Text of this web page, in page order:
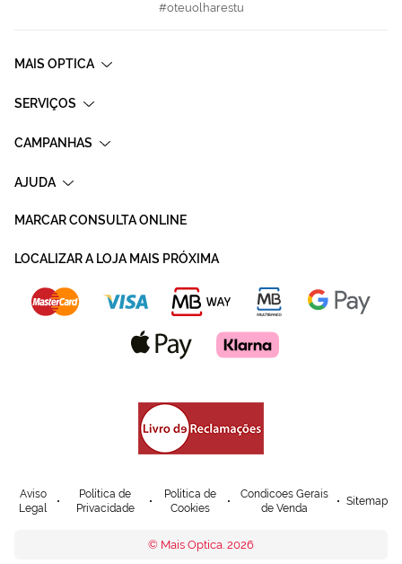
#oteuolharestu
MAIS OPTICA
SERVIÇOS
CAMPANHAS
AJUDA
MARCAR CONSULTA ONLINE
LOCALIZAR A LOJA MAIS PRÓXIMA
Aviso
Legal
Política de
Privacidade
Política de
Cookies
Condicoes Gerais
de Venda
Sitemap
© Mais Optica. 2026